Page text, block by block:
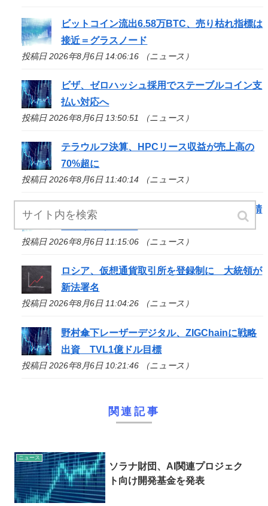
ビットコイン流出6.58万BTC、売り枯れ指標は
接近＝グラスノード
投稿日 2026年8月6日 14:06:16 （ニュース）
ビザ、ゼロハッシュ採用でステーブルコイン支
払い対応へ
投稿日 2026年8月6日 13:50:51 （ニュース）
テラウルフ決算、HPCリース収益が売上高の
70%超に
投稿日 2026年8月6日 11:40:14 （ニュース）
米上院、クラリティー法案のクローチャー申請
投稿日 2026年8月6日 11:15:06 （ニュース）
ロシア、仮想通貨取引所を登録制に 大統領が
新法署名
投稿日 2026年8月6日 11:04:26 （ニュース）
野村傘下レーザーデジタル、ZIGChainに戦略
出資 TVL1億ドル目標
投稿日 2026年8月6日 10:21:46 （ニュース）
関連記事
ニュース
ソラナ財団、AI関連プロジェク
ト向け開発基金を発表